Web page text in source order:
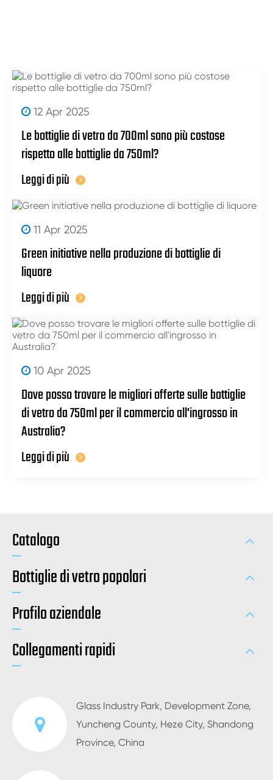
12 Apr 2025
Le bottiglie di vetro da 700ml sono più costose
rispetto alle bottiglie da 750ml?
Leggi di più
11 Apr 2025
Green initiative nella produzione di bottiglie di
liquore
Leggi di più
10 Apr 2025
Dove posso trovare le migliori offerte sulle bottiglie
di vetro da 750ml per il commercio all'ingrosso in
Australia?
Leggi di più
Catalogo
Bottiglie di vetro popolari
Profilo aziendale
Collegamenti rapidi
Glass Industry Park, Development Zone,
Yuncheng County, Heze City, Shandong
Province, China